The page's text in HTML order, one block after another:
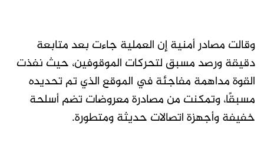
وقالت مصادر أمنية إن العملية جاءت بعد متابعة
دقيقة ورصد مسبق لتحركات الموقوفين، حيث نفذت
القوة مداهمة مفاجئة في الموقع الذي تم تحديده
مسبقًا، وتمكنت من مصادرة معروضات تضم أسلحة
خفيفة وأجهزة اتصالات حديثة ومتطورة.